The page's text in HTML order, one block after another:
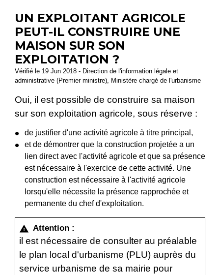
UN EXPLOITANT AGRICOLE
PEUT-IL CONSTRUIRE UNE
MAISON SUR SON
EXPLOITATION ?
Vérifié le 19 Jun 2018 - Direction de l'information légale et
administrative (Premier ministre), Ministère chargé de l'urbanisme
Oui, il est possible de construire sa maison
sur son exploitation agricole, sous réserve :
de justifier d'une activité agricole à titre principal,
et de démontrer que la construction projetée a un
lien direct avec l'activité agricole et que sa présence
est nécessaire à l'exercice de cette activité. Une
construction est nécessaire à l'activité agricole
lorsqu'elle nécessite la présence rapprochée et
permanente du chef d'exploitation.
warning Attention :
il est nécessaire de consulter au préalable
le plan local d'urbanisme (PLU) auprès du
service urbanisme de sa mairie pour